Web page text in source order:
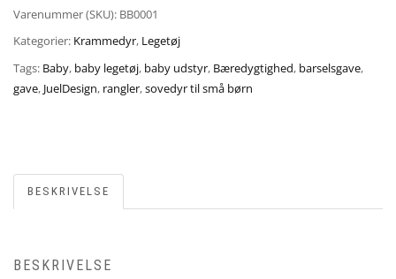
Varenummer (SKU): BB0001
Kategorier: Krammedyr, Legetøj
Tags: Baby, baby legetøj, baby udstyr, Bæredygtighed, barselsgave,
gave, JuelDesign, rangler,sovedyr til små børn
BESKRIVELSE
BESKRIVELSE